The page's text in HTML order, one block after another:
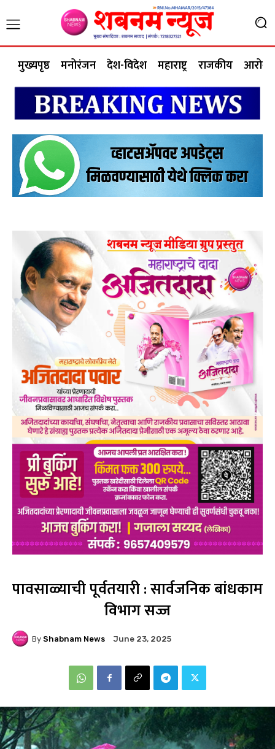
मुख्यपृष्ठ मनोरंजन देश-विदेश महाराष्ट्र राजकीय आरोग्य
पावसाळ्याची पूर्वतयारी : सार्वजनिक बांधकाम
विभाग सज्ज
By Shabnam News June 23, 2025